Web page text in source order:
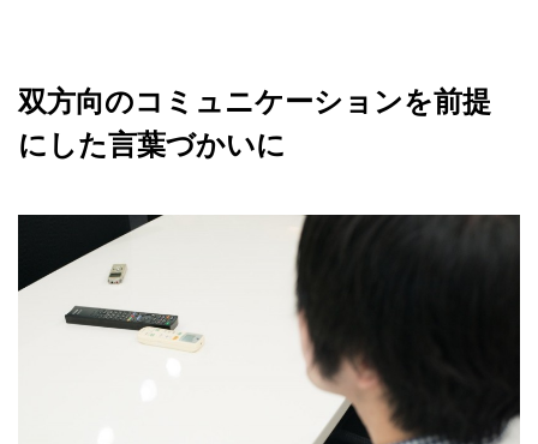
双方向のコミュニケーションを前提
にした言葉づかいに